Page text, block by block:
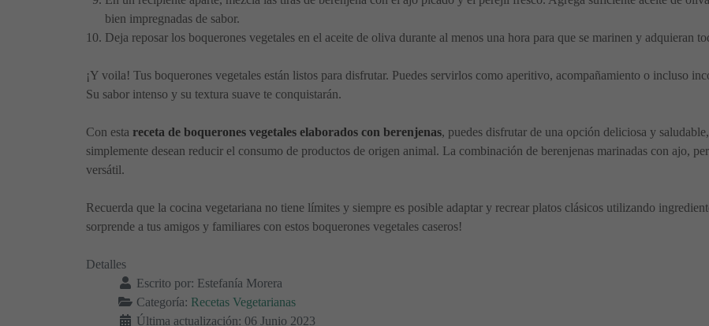
bien impregnadas de sabor.
Deja reposar los boquerones vegetales en el aceite de oliva durante al menos una hora para que se marinen y adquieran
¡Y voila! Tus boquerones vegetales están listos para disfrutar. Puedes servirlos como aperitivo, acompañamiento o incluso
Su sabor intenso y su textura suave te conquistarán.
Con esta receta de boquerones vegetales elaborados con berenjenas, puedes disfrutar de una opción deliciosa y
simplemente desean reducir el consumo de productos de origen animal. La combinación de berenjenas marinadas con ajo,
versátil.
Recuerda que la cocina vegetariana no tiene límites y siempre es posible adaptar y recrear platos clásicos utilizando
sorprende a tus amigos y familiares con estos boquerones vegetales caseros!
Detalles
Escrito por: Estefanía Morera
Categoría: Recetas Vegetarianas
Última actualización: 06 Junio 2023